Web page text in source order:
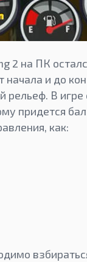
2 на ПК
и до
рельеф. В
придется
как: